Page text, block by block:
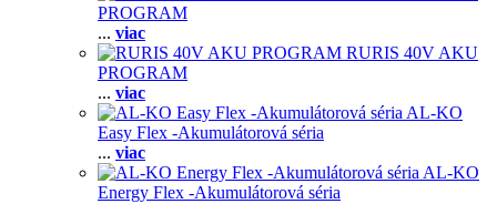
PROGRAM
... viac
RURIS 40V AKU
PROGRAM
... viac
AL-KO
Easy Flex -Akumulátorová séria
... viac
AL-KO
Energy Flex -Akumulátorová séria